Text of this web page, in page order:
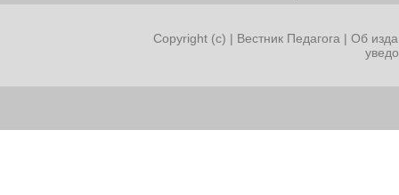
деятельностного метода)
Copyright (c) | Вестник Педагога | Об